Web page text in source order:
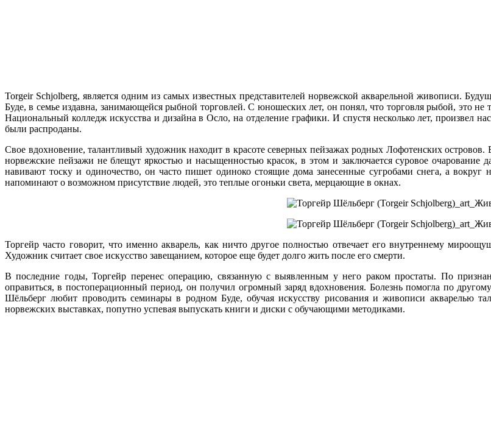
Torgeir Schjolberg, является одним из самых известных представителей норвежской акварельной живописи.
Буде, в семье издавна, занимающейся рыбной торговлей. С юношеских лет, он понял, что торговля рыбой, это
Национальный колледж искусства и дизайна в Осло, на отделение графики. И спустя несколько лет, произвел
были распроданы.
Свое вдохновение, талантливый художник находит в красоте северных пейзажах родных Лофотенских
норвежские пейзажи не блещут яркостью и насыщенностью красок, в этом и заключается суровое очарование
навивают тоску и одиночество, он часто пишет одиноко стоящие дома занесенные сугробами снега, а
напоминают о возможном присутствие людей, это теплые огоньки света, мерцающие в окнах.
Торгейр часто говорит, что именно акварель, как ничто другое полностью отвечает его внутреннему
Художник считает свое искусство завещанием, которое еще будет долго жить после его смерти.
В последние годы, Торгейр перенес операцию, связанную с выявленным у него раком простаты. По
оправиться, в постоперационный период, он получил огромный заряд вдохновения. Болезнь помогла по
Шёльберг любит проводить семинары в родном Буде, обучая искусству рисования и живописи акварелью
норвежских выставках, попутно успевая выпускать книги и диски с обучающими методиками.